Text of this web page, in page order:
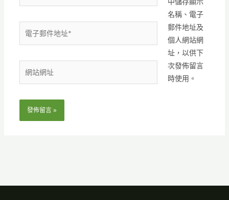
地
名稱、電子
郵件地址及
個人網站網
址，以供下
次發佈留言
時使用。